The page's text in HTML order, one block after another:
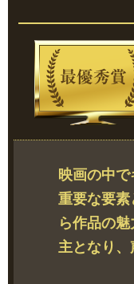
映画の中
重要な要
ら作品の
主となり